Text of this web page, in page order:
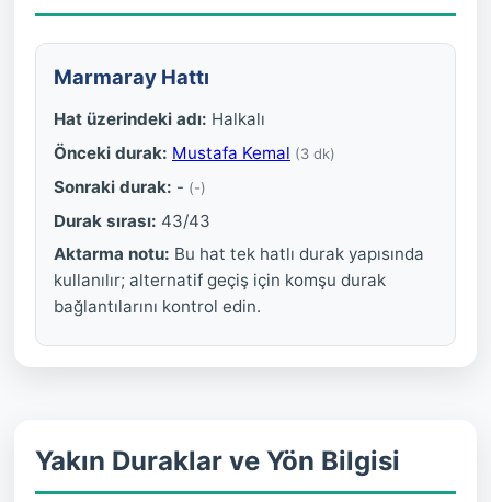
Marmaray Hattı
Hat üzerindeki adı: Halkalı
Önceki durak: Mustafa Kemal (3 dk)
Sonraki durak: - (-)
Durak sırası: 43/43
Aktarma notu: Bu hat tek hatlı durak yapısında
kullanılır; alternatif geçiş için komşu durak
bağlantılarını kontrol edin.
Yakın Duraklar ve Yön Bilgisi